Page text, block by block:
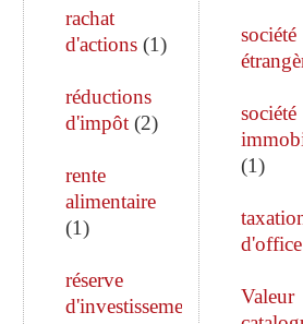
rachat
d'actions(1)
réductions
d'impôt(2)
rente
alimentaire
(1)
réserve
d'investissement
société
société
(1)
d'office
Valeur